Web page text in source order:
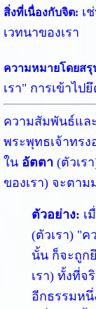
สิ่งที่เนื่องกับจิต: เ
เวทนาของเรา
ความหมายโดยสรุ
เรา" การเข้าไป
ความสัมพันธ์แล
พระพุทธเจ้าทร
ใน อัตตา(ตัวเร
ของเรา) จะตา
ตัวอย่าง: เ
(ตัวเรา) "ค
นั้น ก็จะถูก
เรา) ทั้งที่จ
อีกธรรมหนึ่